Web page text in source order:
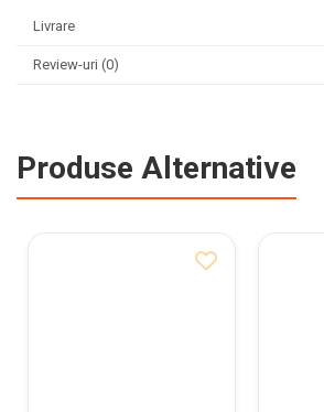
Livrare
Review-uri (0)
Produse Alternative